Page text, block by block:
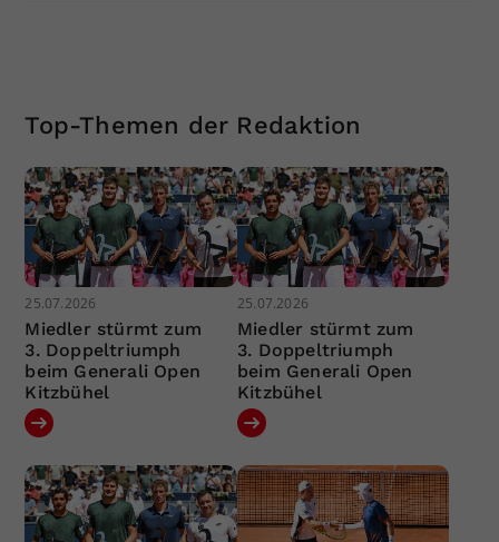
Top-Themen der Redaktion
25.07.2026
Miedler stürmt zum
3. Doppeltriumph
beim Generali Open
Kitzbühel
25.07.2026
Miedler stürmt zum
3. Doppeltriumph
beim Generali Open
Kitzbühel